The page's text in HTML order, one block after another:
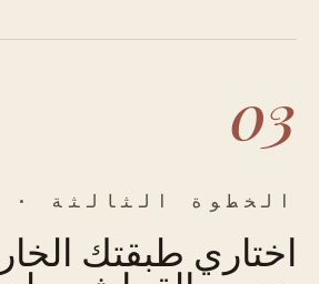
03
الخطوة الثالثة ·
اختاري طبقتك